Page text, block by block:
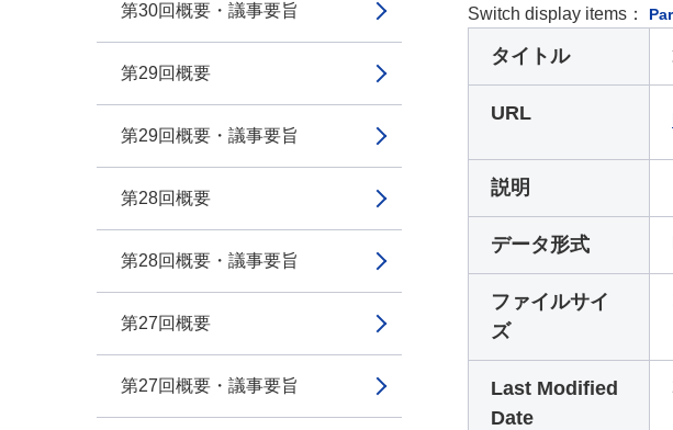
第30回概要・議事要旨
第29回概要
第29回概要・議事要旨
第28回概要
第28回概要・議事要旨
第27回概要
第27回概要・議事要旨
Switch display items：
タイトル
URL
説明
データ形式
ファイルサイ
ズ
Last Modified
Date